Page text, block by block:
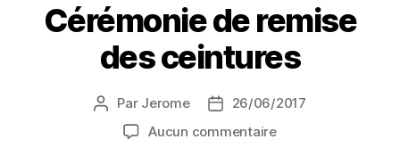
Cérémonie de remise
des ceintures
Par Jerome
26/06/2017
Aucun commentaire